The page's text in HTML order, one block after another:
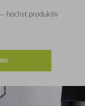
höchst produktiv